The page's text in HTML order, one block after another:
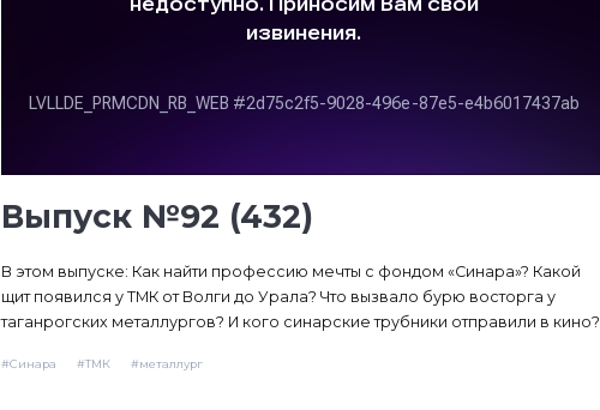
Выпуск №92 (432)
В этом выпуске: Как найти профессию мечты с фондом «Синара»? Какой
щит появился у ТМК от Волги до Урала? Что вызвало бурю восторга у
таганрогских металлургов? И кого синарские трубники отправили в кино?
#Синара #ТМК #металлург